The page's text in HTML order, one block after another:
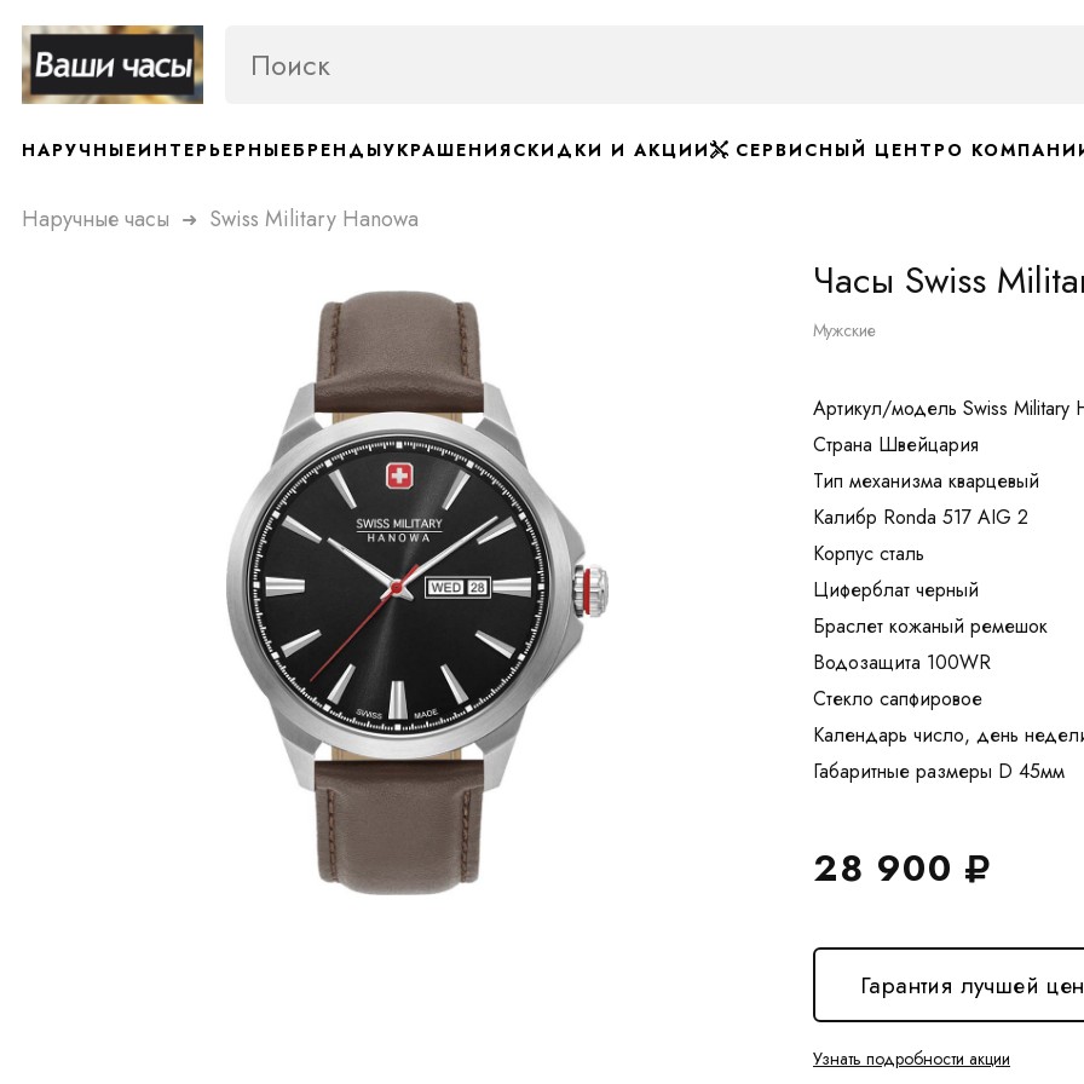
НАРУЧНЫЕИНТЕРЬЕРНЫЕБРЕНДЫУКРАШЕНИЯСКИДКИ И АКЦИИ СЕРВИСНЫЙ ЦЕНТРО
Наручные часы ➜ Swiss Military Hanowa
Часы Swiss
Мужские
Артикул/модель Swiss
Страна Швейцария
Тип механизма кварцевый
Калибр Ronda 517 AIG 2
Корпус сталь
Циферблат черный
Браслет кожаный ремешок
Водозащита 100WR
Стекло сапфировое
Календарь число, день
28 900
Гарантия лучшей
Узнать подробности акции